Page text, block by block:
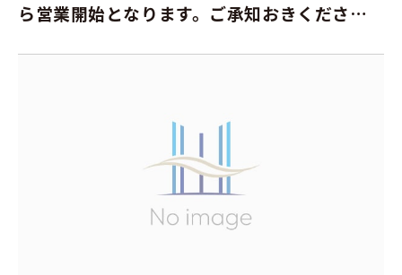
ら営業開始となります。ご承知おきくださ